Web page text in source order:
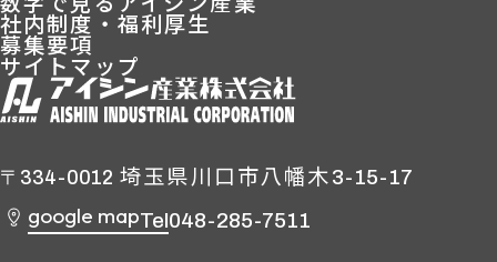
〒334-0012 埼玉県川口市八幡木3-15-17
google mapTel048-285-7511
社内制度・福利厚生
募集要項
サイトマップ